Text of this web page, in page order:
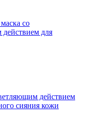
со
для
действием
сияния кожи